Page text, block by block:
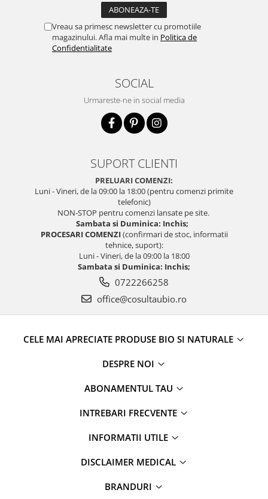
Vreau sa primesc newsletter cu promotiile
magazinului. Afla mai multe in Politica de
Confidentialitate
SOCIAL
Urmareste-ne in social media
SUPORT CLIENTI
PRELUARI COMENZI:
Luni - Vineri, de la 09:00 la 18:00 (pentru comenzi primite
telefonic)
NON-STOP pentru comenzi lansate pe site.
Sambata si Duminica: Inchis;
PROCESARI COMENZI(confirmari de stoc, informatii
tehnice, suport):
Luni - Vineri, de la 09:00 la 18:00
Sambata si Duminica: Inchis;
0722266258
office@cosultaubio.ro
CELE MAI APRECIATE PRODUSE BIO SI NATURALE
DESPRE NOI
ABONAMENTUL TAU
INTREBARI FRECVENTE
INFORMATII UTILE
DISCLAIMER MEDICAL
BRANDURI